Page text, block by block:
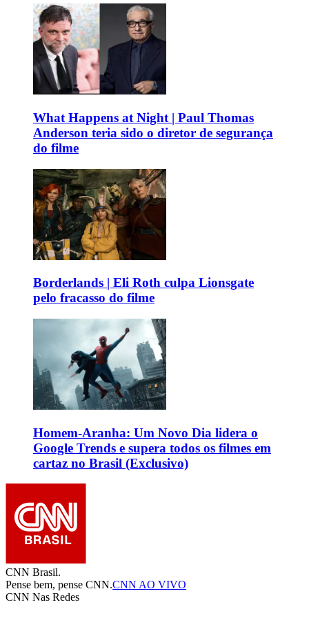
What Happens at Night | Paul Thomas
Anderson teria sido o diretor de segurança
do filme
Borderlands | Eli Roth culpa Lionsgate
pelo fracasso do filme
Homem-Aranha: Um Novo Dia lidera o
Google Trends e supera todos os filmes em
cartaz no Brasil (Exclusivo)
CNN Brasil.
Pense bem, pense CNN.CNN AO VIVO
CNN Nas Redes